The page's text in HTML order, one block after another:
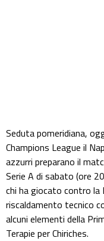
Seduta pomeridiana,
Champions League il
azzurri preparano il
Serie A di sabato (ore
chi ha giocato contro la
riscaldamento tecnico
alcuni elementi della
Terapie per Chiriches.